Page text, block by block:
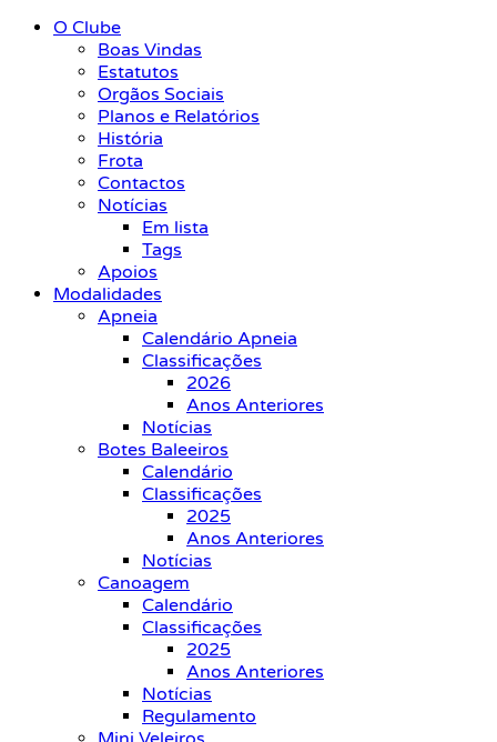
O Clube
Boas Vindas
Estatutos
Orgãos Sociais
Planos e Relatórios
História
Frota
Contactos
Notícias
Em lista
Tags
Apoios
Modalidades
Apneia
Calendário Apneia
Classificações
2026
Anos Anteriores
Notícias
Botes Baleeiros
Calendário
Classificações
2025
Anos Anteriores
Notícias
Canoagem
Calendário
Classificações
2025
Anos Anteriores
Notícias
Regulamento